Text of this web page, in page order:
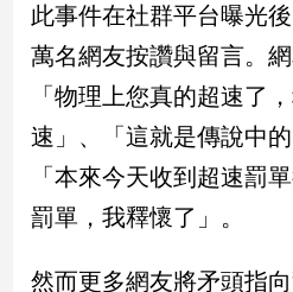
際
社
地
方
新
病
此事件在社群平台曝光
萬名網友按讚與留言。
「物理上您真的超速了
速」、「這就是傳說中
「本來今天收到超速罰
罰單，我釋懷了」。
然而更多網友將矛頭指